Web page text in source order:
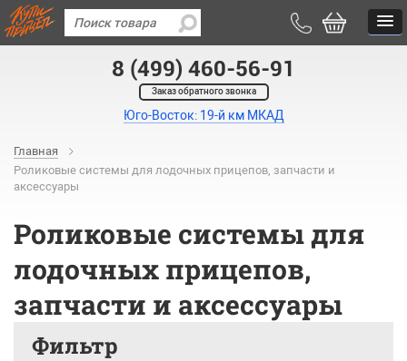
8 (499) 460-56-91
Заказ обратного звонка
Юго-Восток: 19-й км МКАД
Главная
Роликовые системы для лодочных прицепов, запчасти и
аксессуары
Роликовые системы для
лодочных прицепов,
запчасти и аксессуары
Фильтр